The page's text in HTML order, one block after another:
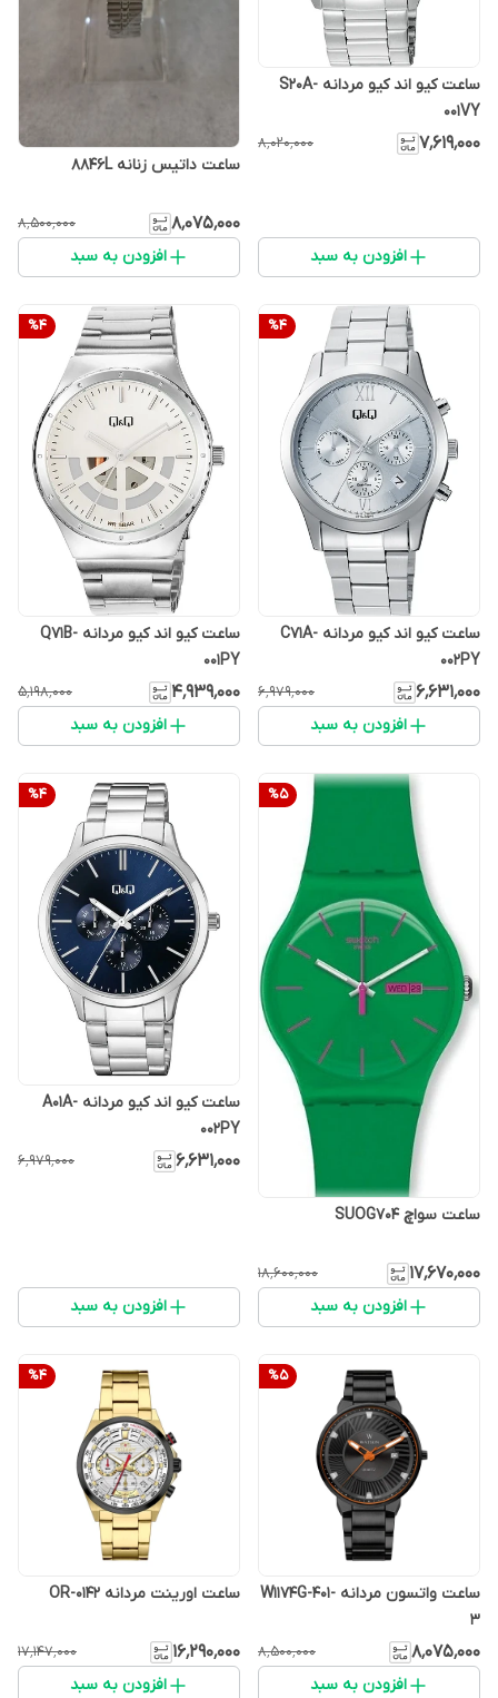
ساعت کیو اند کیو مردانه S20A-
001VY
۷٬۶۱۹٬۰۰۰ ۸٬۰۲۰٬۰۰۰
افزودن به سبد
ساعت داتیس زنانه 8846L
۸٬۰۷۵٬۰۰۰ ۸٬۵۰۰٬۰۰۰
افزودن به سبد
%4
ساعت کیو اند کیو مردانه C71A-
002PY
۶٬۶۳۱٬۰۰۰ ۶٬۹۷۹٬۰۰۰
افزودن به سبد
%4
ساعت کیو اند کیو مردانه Q71B-
001PY
۴٬۹۳۹٬۰۰۰ ۵٬۱۹۸٬۰۰۰
افزودن به سبد
%5
ساعت سواچ SUOG704
۱۷٬۶۷۰٬۰۰۰ ۱۸٬۶۰۰٬۰۰۰
افزودن به سبد
%4
ساعت کیو اند کیو مردانه A01A-
002PY
۶٬۶۳۱٬۰۰۰ ۶٬۹۷۹٬۰۰۰
افزودن به سبد
%5
ساعت واتسون مردانه W1174G-401-
3
۸٬۰۷۵٬۰۰۰ ۸٬۵۰۰٬۰۰۰
افزودن به سبد
%4
ساعت اورینت مردانه OR-0142
۱۶٬۲۹۰٬۰۰۰ ۱۷٬۱۴۷٬۰۰۰
افزودن به سبد